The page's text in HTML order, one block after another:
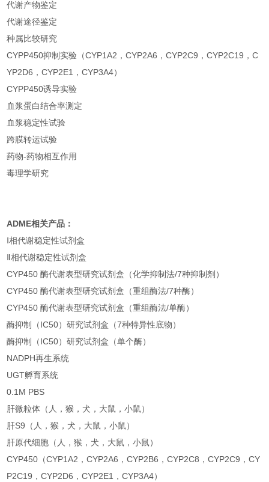
代谢产物鉴定
代谢途径鉴定
种属比较研究
CYPP450抑制实验（CYP1A2，CYP2A6，CYP2C9，CYP2C19，C
YP2D6，CYP2E1，CYP3A4）
CYPP450诱导实验
血浆蛋白结合率测定
血浆稳定性试验
跨膜转运试验
药物-药物相互作用
毒理学研究
ADME相关产品：
Ⅰ相代谢稳定性试剂盒
Ⅱ相代谢稳定性试剂盒
CYP450 酶代谢表型研究试剂盒（化学抑制法/7种抑制剂）
CYP450 酶代谢表型研究试剂盒（重组酶法/7种酶）
CYP450 酶代谢表型研究试剂盒（重组酶法/单酶）
酶抑制（IC50）研究试剂盒（7种特异性底物）
酶抑制（IC50）研究试剂盒（单个酶）
NADPH再生系统
UGT孵育系统
0.1M PBS
肝微粒体（人，猴，犬，大鼠，小鼠）
肝S9（人，猴，犬，大鼠，小鼠）
肝原代细胞（人，猴，犬，大鼠，小鼠）
CYP450（CYP1A2，CYP2A6，CYP2B6，CYP2C8，CYP2C9，CY
P2C19，CYP2D6，CYP2E1，CYP3A4）